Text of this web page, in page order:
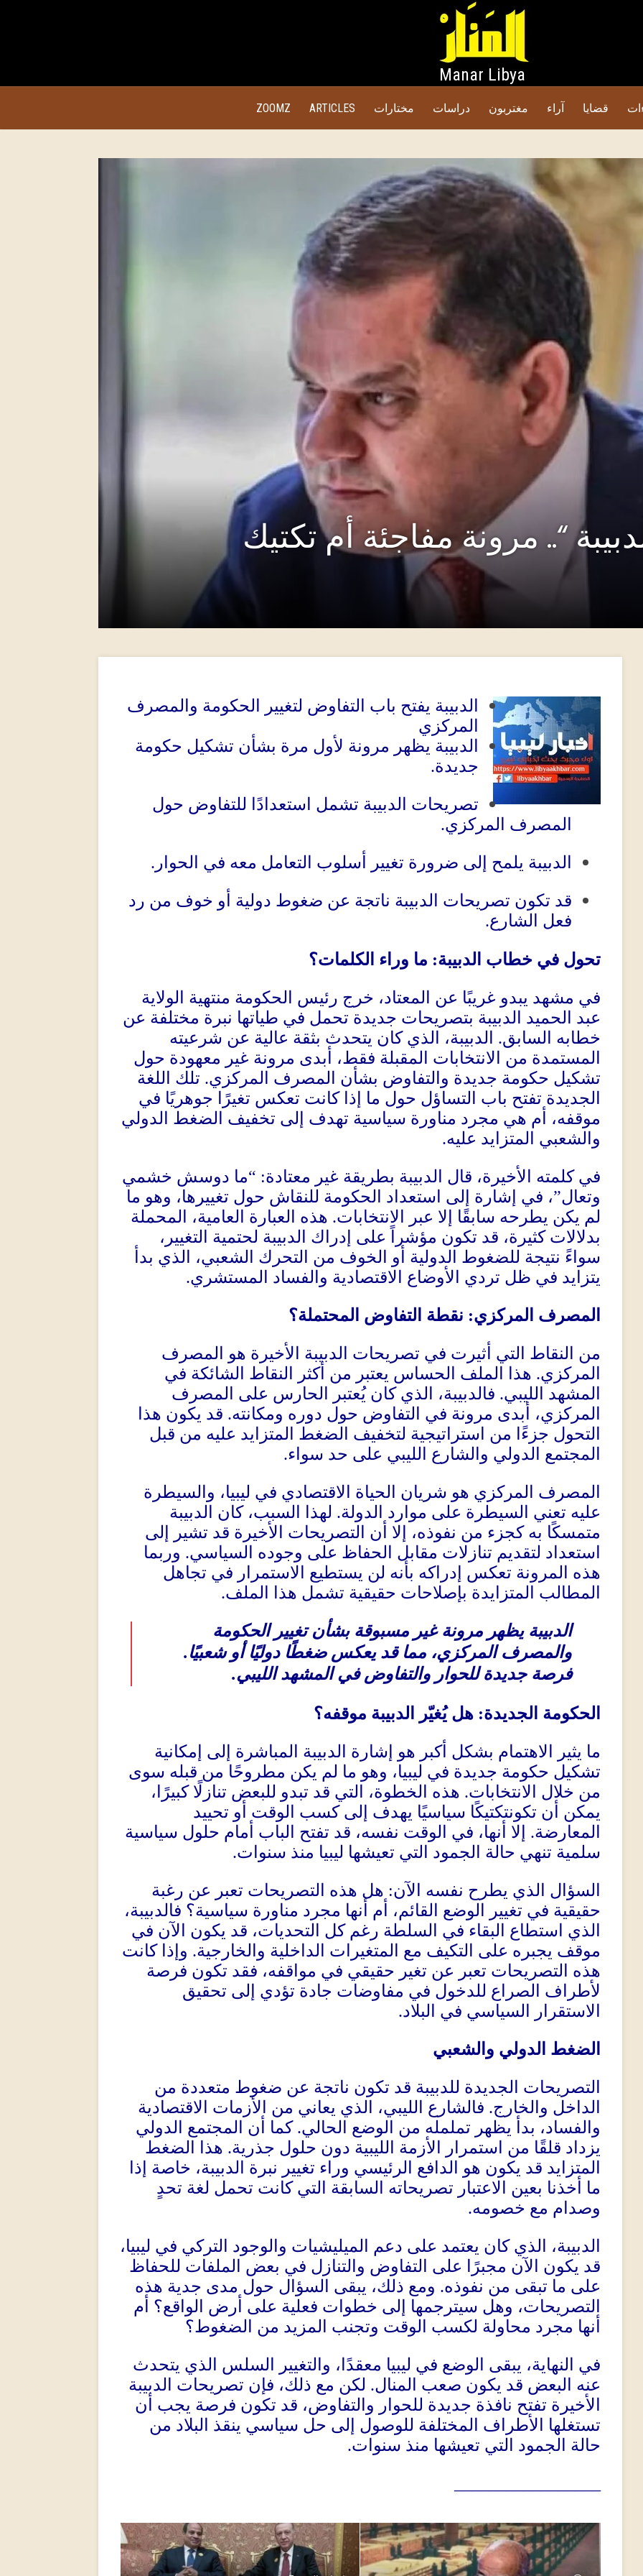
Manar Libya
قضايا آراء مغتربون دراسات مختارات ARTICLES
ZOOMZ
“.. مرونة مفاجئة أم تكتيك
الدبيبة يفتح باب التفاوض لتغيير الحكومة والمصرف
المركزي
الدبيبة يظهر مرونة لأول مرة بشأن تشكيل حكومة
جديدة.
تصريحات الدبيبة تشمل استعدادًا للتفاوض حول
المصرف المركزي.
الدبيبة يلمح إلى ضرورة تغيير أسلوب التعامل معه في الحوار .
قد تكون تصريحات الدبيبة ناتجة عن ضغوط دولية أو خوف من رد
فعل الشارع.
تحول في خطاب الدبيبة: ما وراء الكلمات؟
في مشهد يبدو غريبًا عن المعتاد، خرج رئيس الحكومة منتهية الولاية
عبد الحميد الدبيبة بتصريحات جديدة تحمل في طياتها نبرة مختلفة عن
خطابه السابق.
الدبيبة، الذي كان يتحدث بثقة عالية عن شرعيته
المستمدة من الانتخابات المقبلة فقط، أبدى مرونة غير معهودة حول
تشكيل حكومة جديدة والتفاوض بشأن المصرف المركزي. تلك اللغة
الجديدة تفتح باب التساؤل حول ما إذا كانت تعكس تغيرًا جوهريًا في
موقفه، أم هي مجرد مناورة سياسية تهدف إلى تخفيف الضغط الدولي
والشعبي المتزايد عليه.
في كلمته الأخيرة، قال الدبيبة بطريقة غير معتادة: “ما دوسش خشمي
وتعال”، في إشارة إلى استعداد الحكومة للنقاش حول تغييرها، وهو ما
لم يكن يطرحه سابقًا إلا عبر الانتخابات. هذه العبارة العامية، المحملة
بدلالات كثيرة، قد تكون مؤشراً على إدراك الدبيبة لحتمية التغيير،
سواءً نتيجة للضغوط الدولية أو الخوف من التحرك الشعبي، الذي بدأ
يتزايد في ظل تردي الأوضاع الاقتصادية والفساد المستشري.
المصرف المركزي: نقطة التفاوض المحتملة؟
من النقاط التي أثيرت في تصريحات الدبيبة الأخيرة هو المصرف
المركزي. هذا الملف الحساس يعتبر من أكثر النقاط الشائكة في
المشهد الليبي. فالدبيبة، الذي كان يُعتبر الحارس على المصرف
المركزي، أبدى مرونة في التفاوض حول دوره ومكانته. قد يكون هذا
التحول جزءًا من استراتيجية لتخفيف الضغط المتزايد عليه من قبل
المجتمع الدولي والشارع الليبي على حد سواء.
المصرف المركزي هو شريان الحياة الاقتصادي في ليبيا، والسيطرة
عليه تعني السيطرة على موارد الدولة. لهذا السبب، كان الدبيبة
متمسكًا به كجزء من نفوذه، إلا أن التصريحات الأخيرة قد تشير إلى
استعداد لتقديم تنازلات مقابل الحفاظ على وجوده السياسي. وربما
هذه المرونة تعكس إدراكه بأنه لن يستطيع الاستمرار في تجاهل
المطالب المتزايدة بإصلاحات حقيقية تشمل هذا الملف.
الدبيبة يظهر مرونة غير مسبوقة بشأن تغيير الحكومة
والمصرف المركزي، مما قد يعكس ضغطًا دوليًا أو شعبيًا.
فرصة جديدة للحوار والتفاوض في المشهد الليبي.
الحكومة الجديدة: هل يُغيّر الدبيبة موقفه؟
ما يثير الاهتمام بشكل أكبر هو إشارة الدبيبة المباشرة إلى إمكانية
تشكيل حكومة جديدة في ليبيا، وهو ما لم يكن مطروحًا من قبله سوى
من خلال الانتخابات. هذه الخطوة، التي قد تبدو للبعض تنازلًا كبيرًا،
يمكن أن تكونتكتيكًا سياسيًا يهدف إلى كسب الوقت أو تحييد
المعارضة.
إلا أنها، في الوقت نفسه، قد تفتح الباب أمام حلول سياسية
سلمية تنهي حالة الجمود التي تعيشها ليبيا منذ سنوات.
السؤال الذي يطرح نفسه الآن: هل هذه التصريحات تعبر عن رغبة
حقيقية في تغيير الوضع القائم، أم أنها مجرد مناورة سياسية؟ فالدبيبة،
الذي استطاع البقاء في السلطة رغم كل التحديات، قد يكون الآن في
موقف يجبره على التكيف مع المتغيرات الداخلية والخارجية. وإذا كانت
هذه التصريحات تعبر عن تغير حقيقي في مواقفه، فقد تكون فرصة
لأطراف الصراع للدخول في مفاوضات جادة تؤدي إلى تحقيق
الاستقرار السياسي في البلاد.
الضغط الدولي والشعبي
التصريحات الجديدة للدبيبة قد تكون ناتجة عن ضغوط متعددة من
الداخل والخارج. فالشارع الليبي، الذي يعاني من الأزمات الاقتصادية
والفساد، بدأ يظهر تململه من الوضع الحالي.كما أن المجتمع الدولي
يزداد قلقًا من استمرار الأزمة الليبية دون حلول جذرية. هذا الضغط
المتزايد قد يكون هو الدافع الرئيسي وراء تغيير نبرة الدبيبة، خاصة إذا
ما أخذنا بعين الاعتبار تصريحاته السابقة التي كانت تحمل لغة تحدٍ
وصدام مع خصومه.
الدبيبة، الذي كان يعتمد على دعم الميليشيات والوجود التركي في ليبيا،
قد يكون الآن مجبرًا على التفاوض والتنازل في بعض الملفات للحفاظ
على ما تبقى من نفوذه. ومع ذلك، يبقى السؤال حول مدى جدية هذه
التصريحات، وهل سيترجمها إلى خطوات فعلية على أرض الواقع؟ أم
أنها مجرد محاولة لكسب الوقت وتجنب المزيد من الضغوط؟
في النهاية، يبقى الوضع في ليبيا معقدًا، والتغيير السلس الذي يتحدث
عنه البعض قد يكون صعب المنال. لكن مع ذلك، فإن تصريحات الدبيبة
الأخيرة تفتح نافذة جديدة للحوار والتفاوض، قد تكون فرصة يجب أن
تستغلها الأطراف المختلفة للوصول إلى حل سياسي ينقذ البلاد من
حالة الجمود التي تعيشها منذ سنوات.